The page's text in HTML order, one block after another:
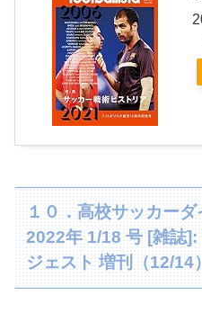
１０．高校サッカー
2022年 1/18 号 [雑誌]:
ジェスト 増刊（12/14）